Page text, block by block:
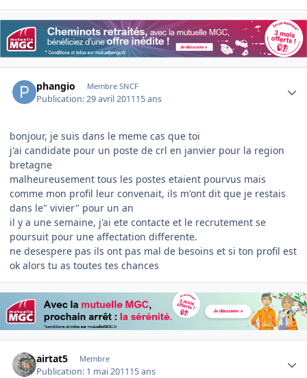
phangio Membre SNCF
Publication:29 avril 201115 ans
bonjour, je suis dans le meme cas que toi
j'ai candidate pour un poste de crl en janvier pour la region
bretagne
malheureusement tous les postes etaient pourvus mais
comme mon profil leur convenait, ils m'ont dit que je restais
dans le" vivier" pour un an
il y a une semaine, j'ai ete contacte et le recrutement se
poursuit pour une affectation differente.
ne desespere pas ils ont pas mal de besoins et si ton profil est
ok alors tu as toutes tes chances
airtat5 Membre
Publication: 1 mai 201115 ans